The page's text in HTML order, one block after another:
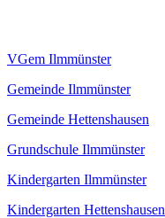
VGem Ilmmünster
Gemeinde Ilmmünster
Gemeinde Hettenshausen
Grundschule Ilmmünster
Kindergarten Ilmmünster
Kindergarten Hettenshausen